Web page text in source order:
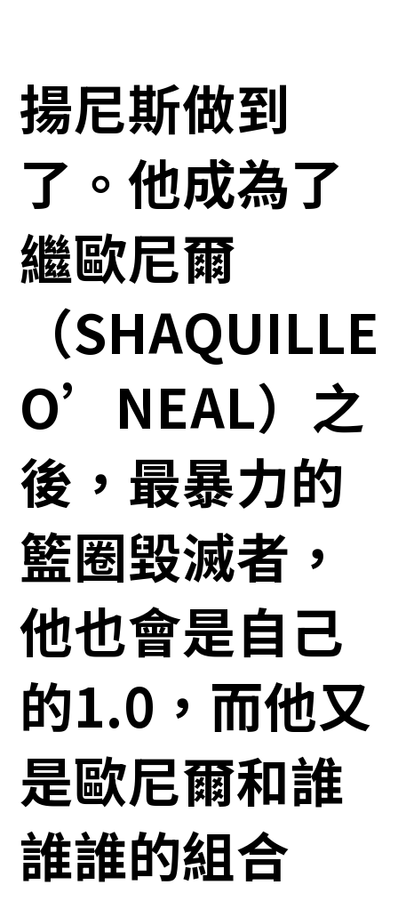
揚尼斯做到
了。他成為了
繼歐尼爾
（SHAQUILLE
O’NEAL）之
後，最暴力的
籃圈毀滅者，
他也會是自己
的1.0，而他又
是歐尼爾和誰
誰誰的組合